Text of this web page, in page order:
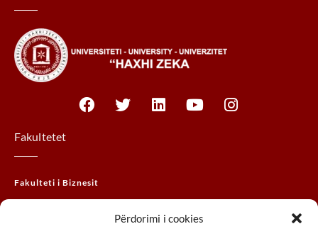
Përdorimi i cookies
Fakultetet
Fakulteti i Biznesit